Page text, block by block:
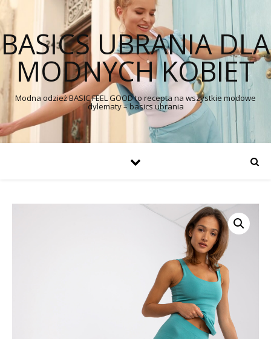
BASICS UBRANIA DLA
MODNYCH KOBIET
Modna odzież BASIC FEEL GOOD to recepta na wszystkie modowe
dylematy – basics ubrania